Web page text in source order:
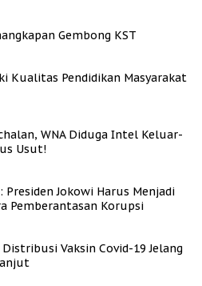
Gembong KST
Kualitas Pendidikan Masyarakat
WNA Diduga Intel Keluar-
Usut!
Presiden Jokowi Harus Menjadi
Pemberantasan Korupsi
Vaksin Covid-19 Jelang